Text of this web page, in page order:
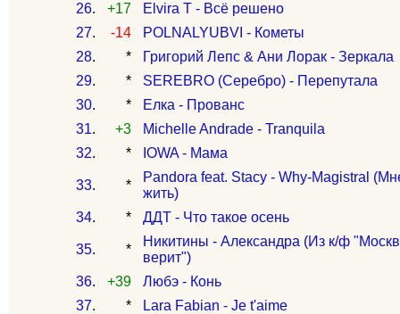
26. +17
Elvira T - Всё решено
27. -14
POLNALYUBVI - Кометы
28. *
Григорий Лепс & Ани Лорак - Зеркала
29. *
SEREBRO (Серебро) - Перепутала
30. *
Елка - Прованс
31. +3
Michelle Andrade - Tranquila
32. * IOWA - Мама
33. *
Pandora feat. Stacy - Why-Magistral
жить)
34. * ДДТ - Что такое осень
35. *
Никитины - Александра (Из к/ф
верит")
36. +39
Любэ - Конь
37. *
Lara Fabian - Je t'aime